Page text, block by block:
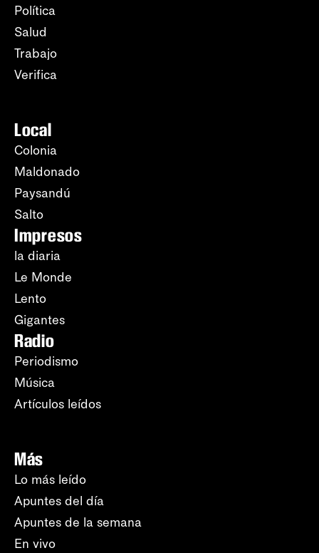
Política
Salud
Trabajo
Verifica
Local
Colonia
Maldonado
Paysandú
Salto
Impresos
la diaria
Le Monde
Lento
Gigantes
Radio
Periodismo
Música
Artículos leídos
Más
Lo más leído
Apuntes del día
Apuntes de la semana
En vivo